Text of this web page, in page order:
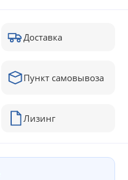
Доставка
Пункт самовывоза
Лизинг